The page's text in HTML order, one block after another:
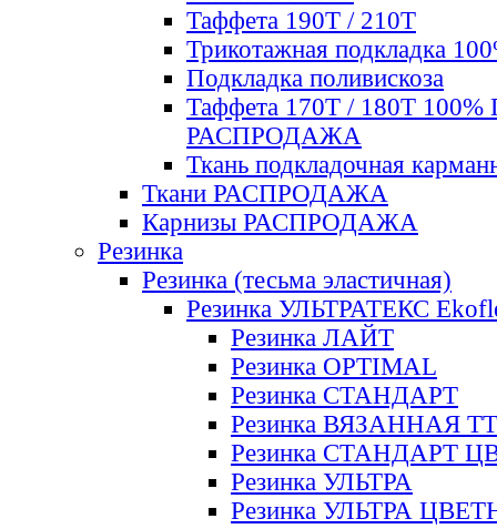
Таффета 190Т / 210Т
Трикотажная подкладка
Подкладка поливискоза
Таффета 170Т / 180Т 100%
РАСПРОДАЖА
Ткань подкладочная
Ткани РАСПРОДАЖА
Карнизы РАСПРОДАЖА
Резинка
Резинка (тесьма эластичная)
Резинка УЛЬТРАТЕКС
Резинка ЛАЙТ
Резинка OPTIMAL
Резинка СТАНДАРТ
Резинка ВЯЗАННАЯ ТТ
Резинка СТАНДАРТ
Резинка УЛЬТРА
Резинка УЛЬТРА